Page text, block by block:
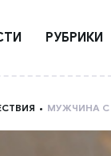
РУБРИКИ
МУЖЧИНА С